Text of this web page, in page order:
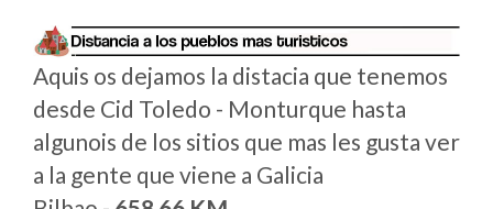
Aquis os dejamos la distacia que tenemos
desde Cid Toledo - Monturque hasta
algunois de los sitios que mas les gusta ver
a la gente que viene a Galicia